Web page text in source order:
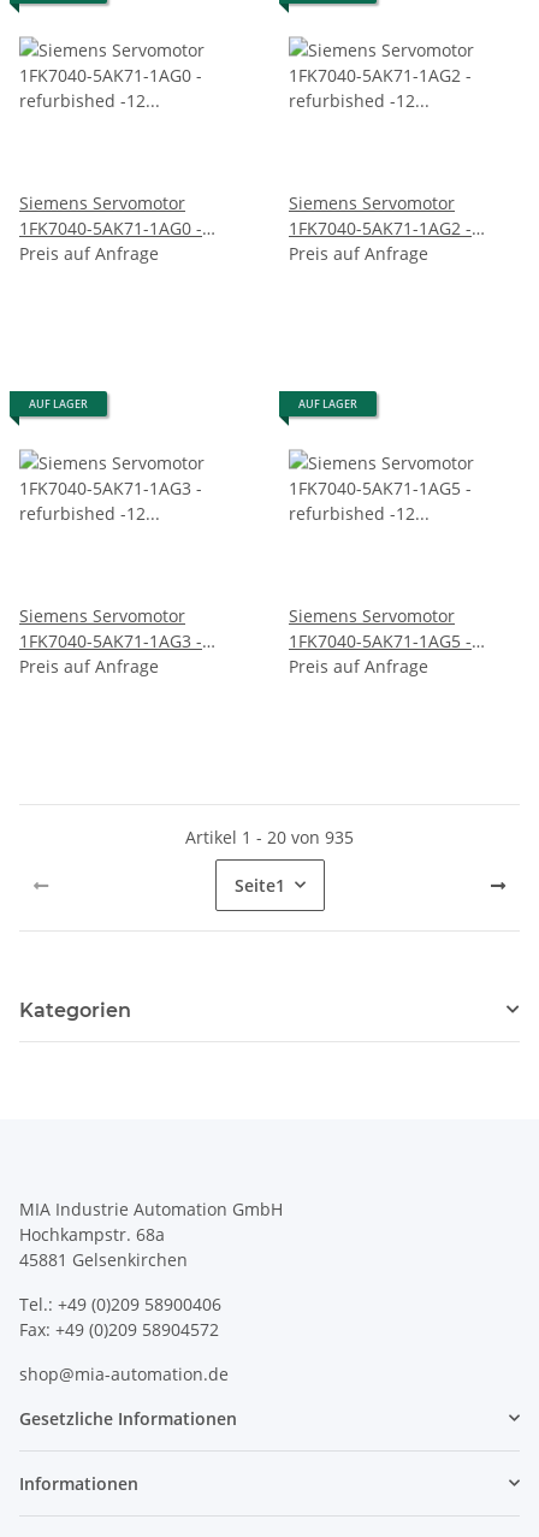
Siemens Servomotor
1FK7040-5AK71-1AG0 -
refurbished -12 Monate
Preis auf Anfrage
Siemens Servomotor
1FK7040-5AK71-1AG2 -
refurbished -12 Monate
Preis auf Anfrage
AUF LAGER
Siemens Servomotor
1FK7040-5AK71-1AG3 -
refurbished -12 Monate
Preis auf Anfrage
AUF LAGER
Siemens Servomotor
1FK7040-5AK71-1AG5 -
refurbished -12 Monate
Preis auf Anfrage
Artikel 1 - 20 von 935
Seite1
Kategorien
MIA Industrie Automation GmbH
Hochkampstr. 68a
45881 Gelsenkirchen
Tel.: +49 (0)209 58900406
Fax: +49 (0)209 58904572
shop@mia-automation.de
Gesetzliche Informationen
Informationen